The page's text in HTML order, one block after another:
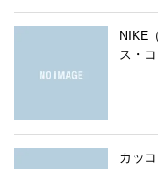
NIKE
ス・
カッ